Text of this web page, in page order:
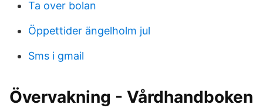
Ta over bolan
Öppettider ängelholm jul
Sms i gmail
Övervakning - Vårdhandboken